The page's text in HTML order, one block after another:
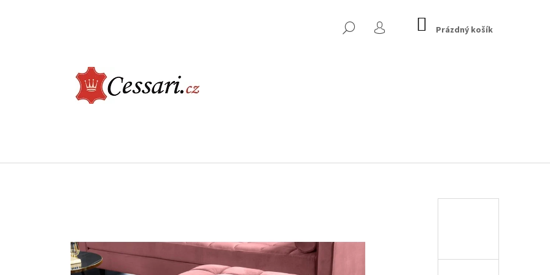
HLEDAT
PŘIHLÁŠENÍ
NÁKUPNÍ
KOŠÍK
Prázdný košík
CO POTŘEBUJETE NAJÍT?
DOPORUČUJEME
JÍDELNÍ ŽIDLE - CASTLE, BÉŽOVÁ